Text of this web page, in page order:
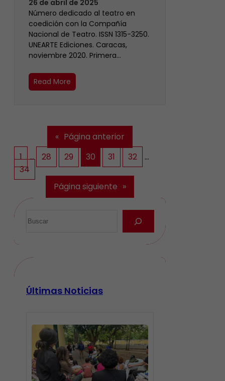
26 de abril de 2025
Número dedicado al teatro en
coedición con la Compañía
Nacional de Teatro. ISSN 1315-3250.
UNEARTE Ediciones. Caracas,
noviembre 2020. Primera…
Read More
« Página anterior
1
… 28 29 30 31 32
…
34
Página siguiente »
Últimas Noticias